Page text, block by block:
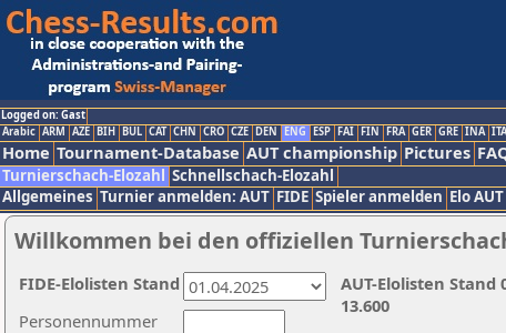
Logged on: Gast
Arabic ARM AZE BIH BUL CAT CHN CRO CZE DEN ENG ESP FAI FIN FRA GER GRE INA ITA
Home Tournament-Database AUT championship Pictures
Turnierschach-Elozahl Schnellschach-Elozahl
Allgemeines Turnier anmelden: AUT FIDE Spieler anmelden Elo AUT
Willkommen bei den offiziellen
Personennummer
AUT-Elolisten Stand
13.600
FIDE-Elolisten Stand